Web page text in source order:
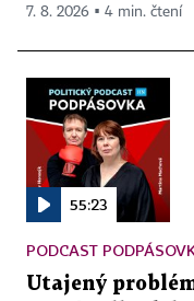
7. 8. 2026 ▪ 4 min. čtení
55:23
PODCAST
Utajený